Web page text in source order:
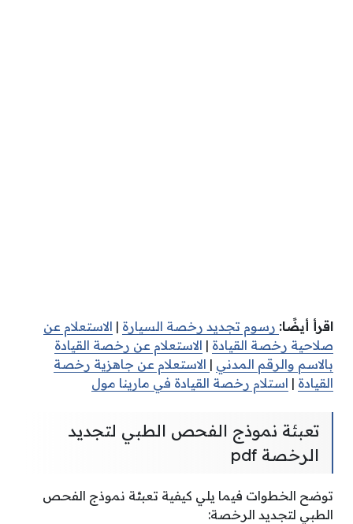
اقرأ أيضًا: رسوم تجديد رخصة السيارة | الاستعلام عن
صلاحية رخصة القيادة | الاستعلام عن رخصة القيادة
بالاسم والرقم المدني | الاستعلام عن جاهزية رخصة
القيادة | استلام رخصة القيادة في مارينا مول
تعبئة نموذج الفحص الطبي لتجديد
الرخصة pdf
توضح الخطوات فيما يلي كيفية تعبئة نموذج الفحص
الطبي لتجديد الرخصة: